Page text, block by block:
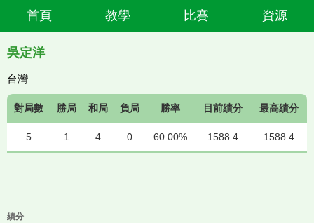
首頁 教學 比賽 資源
吳定洋
台灣
對局數 勝局 和局 負局 勝率 目前績分 最高績分
5 1 4 0 60.00% 1588.4 1588.4